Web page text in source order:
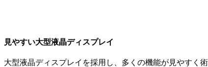
見やすい大型液晶ディスプレイ
大型液晶ディスプレイを採用し、多くの機能が見やすく